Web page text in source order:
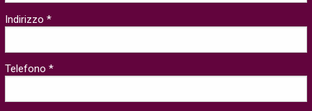
Indirizzo *
Telefono *